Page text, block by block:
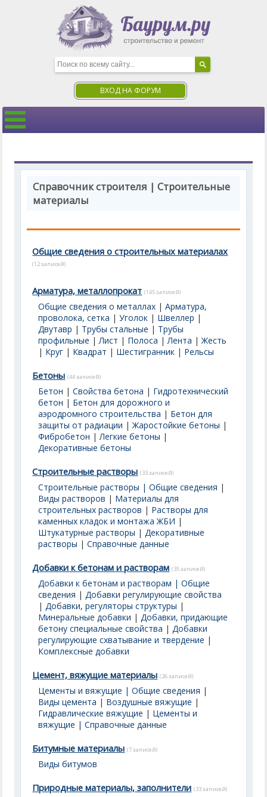
ВХОД НА ФОРУМ
Справочник строителя | Строительные
материалы
Общие сведения о строительных материалах
(12 записей)
Арматура, металлопрокат (145 записей)
Общие сведения о металлах |Арматура,
проволока, сетка |Уголок | Швеллер |
Двутавр | Трубы стальные | Трубы
профильные |Лист | Полоса |Лента |Жесть
| Круг | Квадрат | Шестигранник | Рельсы
Бетоны (44 записей)
Бетон |Свойства бетона | Гидротехнический
бетон | Бетон для дорожного и
аэродромного строительства | Бетон для
защиты от радиации |Жаростойкие бетоны |
Фибробетон |Легкие бетоны |
Декоративные бетоны
Строительные растворы (33 записей)
Строительные растворы | Общие сведения |
Виды растворов | Материалы для
строительных растворов | Растворы для
каменных кладок и монтажа ЖБИ |
Штукатурные растворы |Декоративные
растворы |Справочные данные
Добавки к бетонам и растворам (35 записей)
Добавки к бетонам и растворам | Общие
сведения |Добавки регулирующие свойства
|Добавки, регуляторы структуры |
Минеральные добавки |Добавки, придающие
бетону специальные свойства |Добавки
регулирующие схватывание и твердение |
Комплексные добавки
Цемент, вяжущие материалы (26 записей)
Цементы и вяжущие | Общие сведения |
Виды цемента | Воздушные вяжущие |
Гидравлические вяжущие | Цементы и
вяжущие | Справочные данные
Битумные материалы (7 записей)
Виды битумов
Природные материалы, заполнители (33 записей)